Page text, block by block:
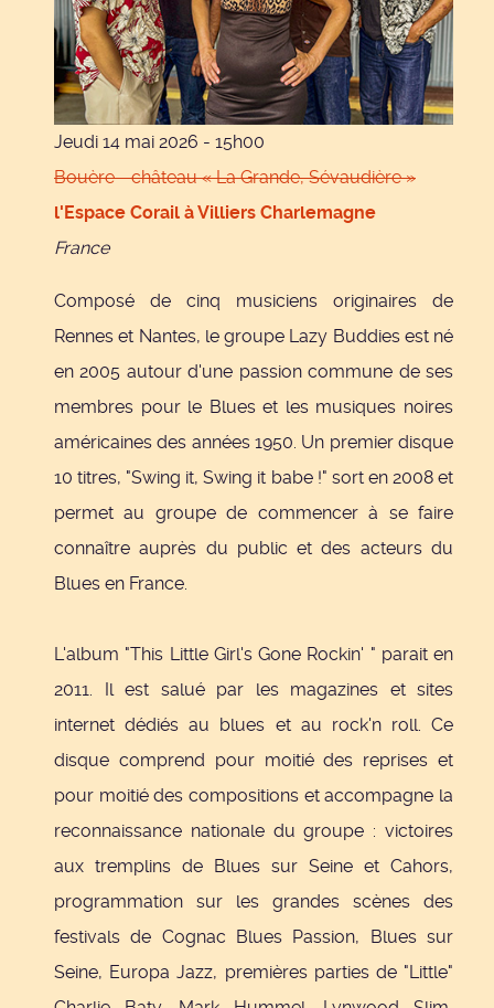
Jeudi 14 mai 2026 - 15h00
Bouère - château « La Grande, Sévaudière »
l'Espace Corail à Villiers Charlemagne
France
Composé de cinq musiciens originaires de
Rennes et Nantes, le groupe Lazy Buddies est né
en 2005 autour d'une passion commune de ses
membres pour le Blues et les musiques noires
américaines des années 1950. Un premier disque
10 titres, "Swing it, Swing it babe !" sort en 2008 et
permet au groupe de commencer à se faire
connaître auprès du public et des acteurs du
Blues en France.
L'album "This Little Girl's Gone Rockin' " parait en
2011. Il est salué par les magazines et sites
internet dédiés au blues et au rock'n roll. Ce
disque comprend pour moitié des reprises et
pour moitié des compositions et accompagne la
reconnaissance nationale du groupe : victoires
aux tremplins de Blues sur Seine et Cahors,
programmation sur les grandes scènes des
festivals de Cognac Blues Passion, Blues sur
Seine, Europa Jazz, premières parties de "Little"